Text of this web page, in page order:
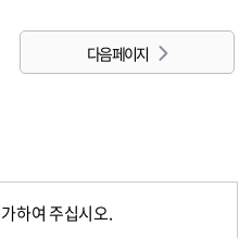
다음 페이지
하여 주십시오.